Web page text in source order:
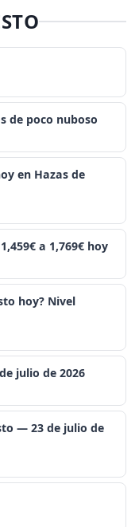
de poco nuboso
en Hazas de
a 1,769€ hoy
hoy? Nivel
julio de 2026
— 23 de julio de